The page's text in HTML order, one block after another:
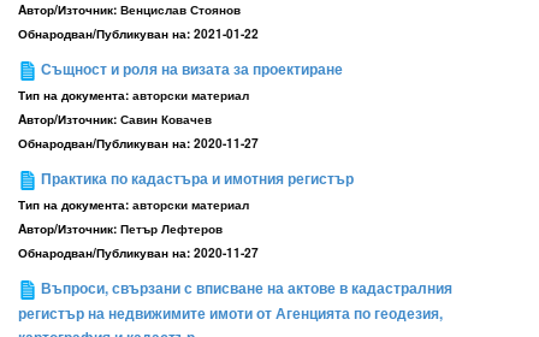
Aвтор/Източник: Венцислав Стоянов
Обнародван/Публикуван на: 2021-01-22
Същност и роля на визата за проектиране
Тип на документа: авторски материал
Aвтор/Източник: Савин Ковачев
Обнародван/Публикуван на: 2020-11-27
Практика по кадастъра и имотния регистър
Тип на документа: авторски материал
Aвтор/Източник: Петър Лефтеров
Обнародван/Публикуван на: 2020-11-27
Въпроси, свързани с вписване на актове в кадастралния
регистър на недвижимите имоти от Агенцията по геодезия,